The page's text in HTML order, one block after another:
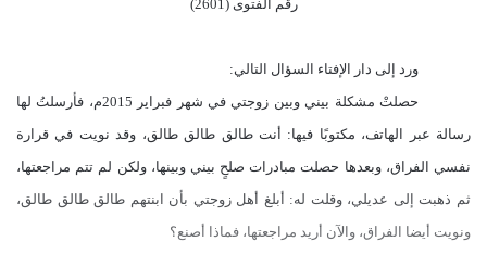
رقم الفتوى (2601)
ورد إلى دار الإفتاء السؤال التالي:
حصلتْ مشكلة بيني وبين زوجتي في شهر فبراير 2015م، فأرسلتُ لها
رسالة عبر الهاتف، مكتوبًا فيها: أنت طالق طالق طالق، وقد نويت في قرارة
نفسي الفراق، وبعدها حصلت مبادرات صلحٍ بيني وبينها، ولكن لم تتم مراجعتها،
ثم ذهبت إلى عديلي، وقلت له: أبلغ أهل زوجتي بأن ابنتهم طالق طالق طالق،
ونويت أيضا الفراق، والآن أريد مراجعتها، فماذا أصنع؟